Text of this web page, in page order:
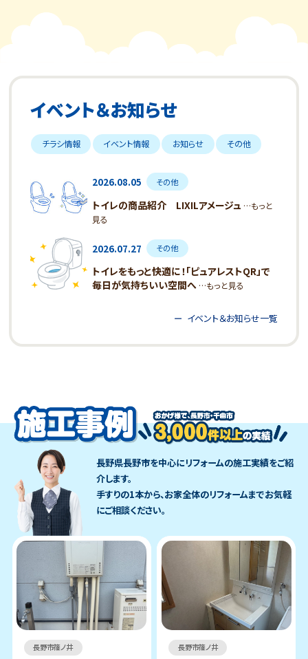
イベント＆お知らせ
チラシ情報 イベント情報 お知らせ その他
2026.08.05 その他
トイレの商品紹介 LIXILアメージュ …もっと
見る
2026.07.27 その他
トイレをもっと快適に！「ピュアレストQR」で
毎日が気持ちいい空間へ …もっと見る
イベント＆お知らせ一覧
長野県長野市を中心にリフォームの施工実績をご紹
介します。
手すりの1本から、お家全体のリフォームまでお気軽
にご相談ください。
長野市篠ノ井 長野市篠ノ井